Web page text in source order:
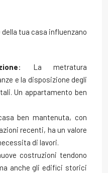
tua casa influenzano
: La metratura
e la disposizione degli
Un appartamento ben
ben mantenuta, con
recenti, ha un valore
di lavori.
costruzioni tendono
anche gli edifici storici